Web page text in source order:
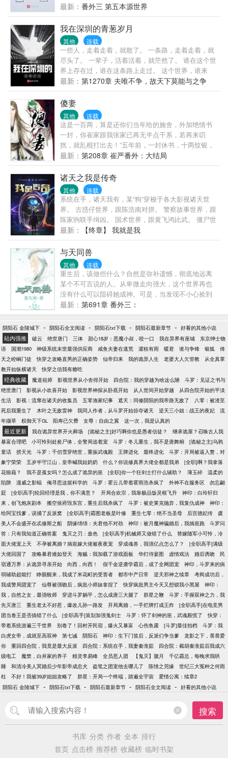
日更，偶尔加更，不接受催更 作者完结文：无限塔防
作者完结文：[限综艺 作者完结文：海鲜盛宴 作者预
收文：无限城战 作者预收文：系统狂霸拽 基友文——
队长爸爸，你好！[星际]
群不动我不动，人群一动我就怂。 来了玩笑，这是一
个怂人去诸天万界装13的故事。
最新： 番外三 第五本源世界
我在深圳的青葱岁月
其他 连载
一些人，走着走着，就散了。 一条路，走着走着，就
尽头了。 一辈子，活着活着，就茫然了。 谁在这个世
界上存在过，谁在这条路上走过。 这个世界，谁来
过。 我想了很长时间，也犹豫了好久，想写点东西，
主要是我自己的一些人生经历，有真实，有创作，有
激情，有黯然，就当做给自己深圳15年的一点回忆，
当做给自己青葱岁月的一点批注吧。有点曲折坎坷，
所幸未失本心。
最新： 第1270章 夫唯不争，故天下莫能与之争
傻妻
其他 连载
这是一百两，算是还你们当年给的施舍，外加绝情书
一封，你崔家跟我张家已再无半点干系，若再来叨
扰，就乱棍打出去！”五年前，一封休书，十两纹银，
他被夫家乱棍打出大门，一场大病，自此失了清明，
痴痴傻傻。五年后，夫家落难，流放青州，两人重遇
却已物是人非，一场祸乱，又是纠纠缠缠，越理越
乱。“如今我身价只有一两，不知道你可还愿意同我回
去？”一句话文案：这是一个渣攻悔过变忠犬，与男妻
过小日子的故事，种种田，养养花，没事唠八卦，家
长里短还有养包子的文说一声，本文这周五入V，到时
候三更，如果时间允许，当晚再加两更—▽— 我能卖
个萌求包养么
最新： 第208章 崔严番外：大结局
诸天之我是传奇
其他 连载
系统在手，诸天我有，某“狗”穿梭于各大影视诸天世
界。 古惑仔世界，跟陈浩南对拼。 警察故事世界，跟
陈家驹联手缉凶。 国术世界，跟黄飞鸿比武。 僵尸世
界，跟九叔一起抓鬼、打僵尸。 漫威世界，带着妇联
打灭霸。 …… 简介无力，各位点进来看看就知道了，
看一下又不吃亏！
最新： 【终章】 我就是我
与天同兽
其他 连载
重生后，该做些什么？自然是弥补遗憾，彻底地远离
某个不可言说的人。从卑微走向强大，这个世界再也
没有什么可以阻碍她成神。可是，当发现不小心捡到
一只神兽，随着神兽的成长化形，当看清楚神兽的人
形模样，她心里瞬间被卧槽刷满屏。说好的神兽呢？
为毛神兽变成了那个传说中不可言说的人？两世都栽
在一只兽手上，楚灼表示真是日了狗了！楚灼：那只
蛇精病的神兽每天都想和她生小神兽怎么办？在线
等，挺急的！某兽：（⊙ω⊙）喵~是传统的玄幻文，
而是一生放荡不羁的中二男主只想每天和女主秀恩爱
的虐狗甜文！阅读注意事项：【1、玄幻大长篇，比较
慢热。【2、雷苏爽甜文，不考据，相关设定都是胡掰
的，就图个乐。【3、众口难调是常事，大家文明看
文，实在是不喜就弃文吧^—^【玄幻系列文】逆转仙
途姐妹篇：《撩神[快穿]》妖魔鬼怪系列之魔星：《为
你着魔》妖魔鬼怪系列之妖蛊：《掌中妖夫》长篇修
仙小说：《重生之逆转仙途》西幻穿书纯爱：《[穿书]
黑化圣骑士》微博：晋江雾矢翊。
最新： 第691章 番外三：
阴阳石 金陵城下 - 阴阳石全文阅读 - 阴阳石txt下载 - 阴阳石最新章节 - 好看的其他小说
站内强推 破云 绝世唐门 三体 甜心18岁：恶魔小叔，咬一口 我在异界有座城
东京绅士物
语
国潮1980 神级系统末世最强供应商 咸鱼夫妻在逃荒 濯枝有雨 暖君 谁与争锋 银狐
倚
天之崆峒门徒
快穿之攻略直男的正确姿势 仙帝归来 我的诡异人生 老婆大人欠管教
从全真掌
教开始纵横诸天
快穿之信我有糖吃
经典收藏 魔道祖师 影视世界从小舍得开始 四合院：我的穿越为啥这么陋
斗罗：见证之书与
绝世唐门
影视从小欢喜开始 影视世界神探从卧底开始 从人世间开始穿越
从四合院开始的平淡
生活
影视：流窜在诸天的收集员 五零渔家纪事 遮天：同修阴阳的我帝路无敌了
八零：被渣至
死后我重生了
木叶之无敌雷神 我同人作者，从斗罗开始掠夺诸天 逆天三小姐：战王的夜妃
流
年撷萃
权御天下GL 阳寿已欠费 女尊：自由之翼 这一次，我是认真的
最近更新 我在诡异世界开火葬场 [诡秘之主]好巧啊你也是愚者信徒？
继承诡屋？召唤古人我
暴富合理吧
小可怜到处捡尸体，全警局追着宠 斗罗：冬儿重生，我不是唐舞桐
[诡秘之主]乌鸦
童话
捞天光 斗罗：千仞雪穿绝世，重振武魂殿 王牌进化 最终进化
斗罗：开局被逼入赘，对
象宁荣荣
五岁半守江山，皇帝喊我姑奶奶 什么？你说修真界大佬全都是我弟
[全职]啊？我拿落
花狼藉？
我不是孤女吗？怎么成了诡异的崽 [全职]你一个狂剑士打什么辅助？ 薄玉碎
温柔的
陷阱
漫威之影蝠 俺寻思这挺科学的 斗罗：霍云儿带着霍雨浩杀疯了 外神不在服务区
勿忘翩
跹
[全职高手]轮回经理是我，你不满意？ 开局合欢宗，我靠极品饭灵根飞升
神印：白玲轩归
来，创飞炮灰剧本
搬空侯府毁东宫，重生后我杀疯了 斗罗：被史莱克抛弃，我复仇成神
神印：
给阿宝找爹，误捅了反派窝
[全职高手]霸图老板是叶修 重生七零：绝不当圣母 后宫德妃传
虞
美人不会盛开在忒修斯之船
阴缘绵绵：夫君他不对劲 神印：被月魔神骗婚后，我揣崽跑
斗罗问
答：只有我知道正确答案
鬼灭之刃：蛊色 [全职高手]机械师又做错了什么
替嫁随军小可怜，冷
面大佬宠上天
不孕被离婚？揣崽嫁大佬被夜夜宠 穿成魂兽，我强亿点怎么了？
[全职高手]满级
大佬回国了
攻略暴君难如登天 海贼：我加载了游戏面板 华灯侍宴图 虚情戏法 婚后诱吻
民
宿通万界：从诡异寻亲开始
向西，向西！ 假千金逆袭学霸后，成了全网团宠
神印，斗罗来的病
弱辅助超能打
睁眼醒来，我成了米花町的受害者 都市中产日常 逆天邪神之续章
考阎成功后，
我成警局团宠了
仙尊被强吻后，疯批小师妹拿捏了 快穿疯批男主今天又想锁我小黑屋
神印：
我，自然之女，最强牧师
穿进斗罗躺平，怎么成唐三大腿了 群星之鞭
斗罗：手握双神之力，我
先灭唐三
重生老太不好惹，爆改儿孙一路发 开局离婚，一手烂牌打成王炸
[全职高手]在电竞男
团当卷王是否搞错了什么
[全职高手]策划加强鬼剑士 斗罗：怀了剑神的崽，武魂殿慌了
快穿：
带着系统游遍三千世界
别卷了！回村开民宿，爆火又暴富 心伤鱼露 [斗罗]最佳拍档
斗罗：我
白虎女帝，成就至高双神
第七诫 阴阳石 神印：生下门笛后，反派们争当爹
龙影之下，畏畏爱
你
重回四合院，我竟是最大反派 四合院：系统在手，我妻秦淮茹
四合院：截胡秦淮茹后我成六
级电工
魔禁，白井家的养子 精灵李易峰 全员恶人团 【鬼灭】胧月
千亿霸总，每晚求我哄
睡
和清冷美人冥婚后少年影帝成忠犬 盗笔之团宠他去哪儿了 陈情之兕缘
世纪三大冤种之何雨
柱
不好！我被39岁姐姐攻略了 群星：开局一个终端，踏遍全宇宙
爱情公寓：续章2
阴阳石 金陵城下 - 阴阳石txt下载 - 阴阳石最新章节 - 阴阳石全文阅读 - 好看的其他小说
搜索
书库 分类 作者 全本 排行
首页 点击榜 推荐榜 收藏榜 临时书架